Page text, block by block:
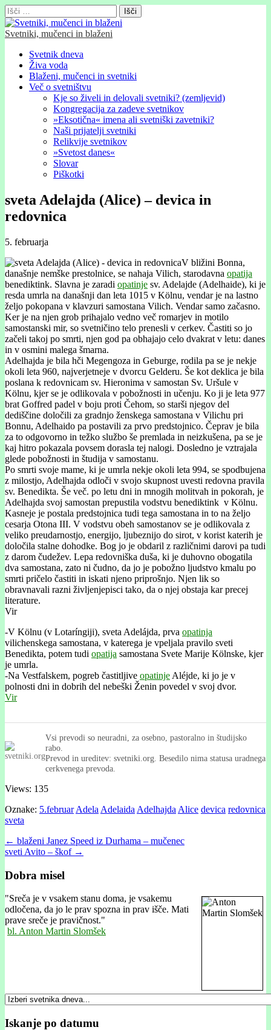
Išči:
Svetniki, mučenci in blaženi
Glavni
meni
Skip
content
Svetnik dneva
Živa voda
Blaženi, mučenci in svetniki
Več o svetništvu
Kje so živeli in delovali svetniki? (zemljevid)
Kongregacija za zadeve svetnikov
»Eksotična« imena ali svetniški zavetniki?
Naši prijatelji svetniki
Relikvije svetnikov
»Svetost danes«
Slovar
Piškotki
sveta Adelajda (Alice) – devica in
redovnica
5. februarja
V bližini Bonna,
današnje nemške prestolnice, se nahaja Vilich, starodavna opatija
benediktink. Slavna je zaradi opatinje sv. Adelajde (Adelhaide), ki je
resda umrla na današnji dan leta 1015 v Kölnu, vendar je na lastno
željo pokopana v klavzuri samostana Vilich. Vendar samo začasno.
Ker je na njen grob prihajalo vedno več romarjev in motilo
samostanski mir, so svetničino telo prenesli v cerkev. Častiti so jo
začeli takoj po smrti, njen god pa obhajajo celo dvakrat v letu: danes
in v osmini malega šmarna.
Adelhajda je bila hči Megengoza in Geburge, rodila pa se je nekje
okoli leta 960, najverjetneje v dvorcu Gelderu. Še kot deklica je bila
poslana k redovnicam sv. Hieronima v samostan Sv. Uršule v
Kölnu, kjer se je odlikovala v pobožnosti in učenju. Ko ji je leta 977
brat Goffred padel v boju proti Čehom, so starši njegov del
dediščine določili za gradnjo ženskega samostana v Vilichu pri
Bonnu, Adelhaido pa postavili za prvo predstojnico. Čeprav je bila
za to odgovorno in težko službo še premlada in neizkušena, pa se je
kaj hitro pokazala povsem dorasla tej nalogi. Dosledno je vztrajala
glede pobožnosti in študija v samostanu.
Po smrti svoje mame, ki je umrla nekje okoli leta 994, se spodbujena
z milostjo, Adelhajda odloči v svojo skupnost uvesti redovna pravila
sv. Benedikta. Še več. po letu dni in mnogih molitvah in pokorah, je
Adelhajda svoj samostan prepustila vodstvu benediktink v Kölnu.
Kasneje je postala predstojnica tudi tega samostana in to na željo
cesarja Otona III. V vodstvu obeh samostanov se je odlikovala z
veliko preudarnostjo, energijo, ljubeznijo do sirot, v korist katerih je
določila stalne dohodke. Bog jo je obdaril z različnimi darovi pa tudi
z darom čudežev. Lepa redovniška duša, ki je duhovno obogatila
dva samostana, zato ni čudno, da jo je pobožno ljudstvo kmalu po
smrti pričelo častiti in iskati njeno priprošnjo. Njen lik so
obravnavali razni življenjepisci tako, da o njej obstaja kar precej
literature.
Vir
-V Kölnu (v Lotaríngiji), sveta Adelájda, prva opatinja
vilichenskega samostana, v katerega je vpeljala pravilo sveti
Benedikta, potem tudi opatija samostana Svete Marije Kölnske, kjer
je umrla.
-Na Vestfalskem, pogreb častitljive opatinje Aléjde, ki jo je v
polnosti dni in dobrih del nebeški Ženin povedel v svoj dvor.
Vir
Vsi prevodi so neuradni, za osebno, pastoralno in študijsko
rabo.
Prevod in ureditev: svetniki.org. Besedilo nima statusa uradnega
cerkvenega prevoda.
Views: 135
Oznake: 5.februar Adela Adelaida Adelhajda Alice devica redovnica
sveta
Post
navigation
← blaženi Janez Speed iz Durhama – mučenec
sveti Avito – škof →
Dobra misel
"Sreča je v vsakem stanu doma, je vsakemu
odločena, da jo le prav spozna in prav išče. Mati
prave sreče je pravičnost."
bl. Anton Martin Slomšek
Iskanje po datumu